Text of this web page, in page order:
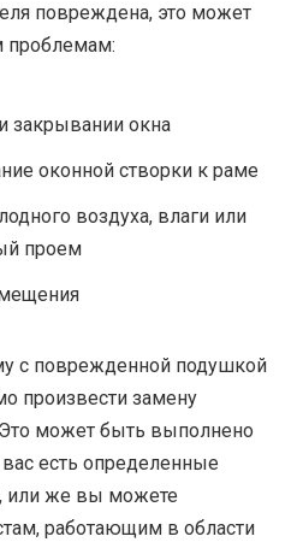
повреждена, это может
проблемам:
закрывании окна
оконной створки к раме
воздуха, влаги или
проем
с поврежденной подушкой
произвести замену
может быть выполнено
есть определенные
или же вы можете
работающим в области